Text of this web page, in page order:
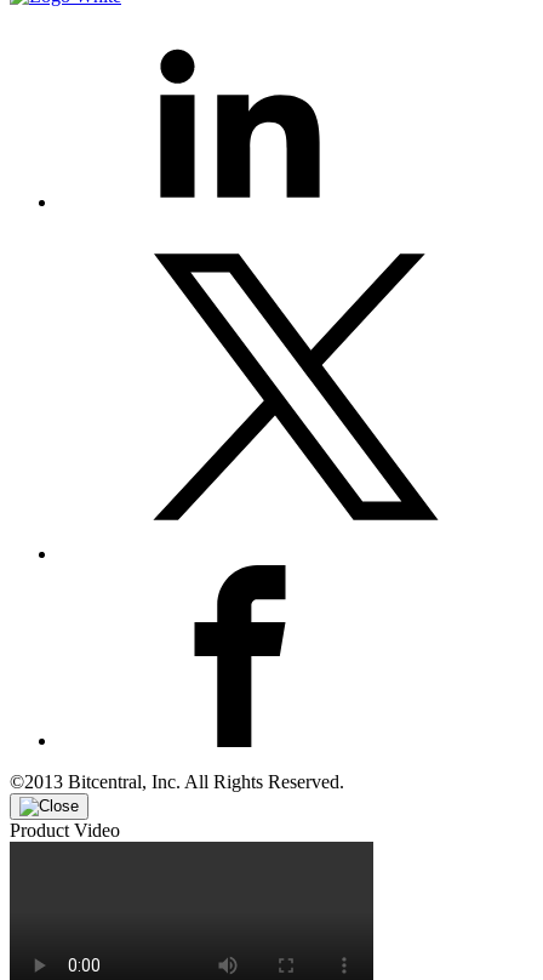
©2013 Bitcentral, Inc. All Rights Reserved.
Product Video